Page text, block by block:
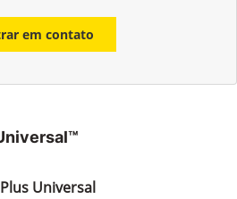
em contato
Universal